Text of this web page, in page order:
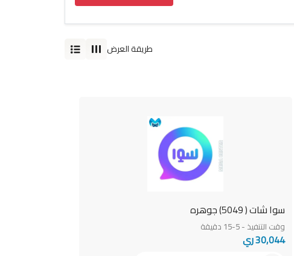
طريقة العرض
سوا شات ( 5049) جوهره
وقت التنفيذ - 5-15 دقيقة
30,044 ري